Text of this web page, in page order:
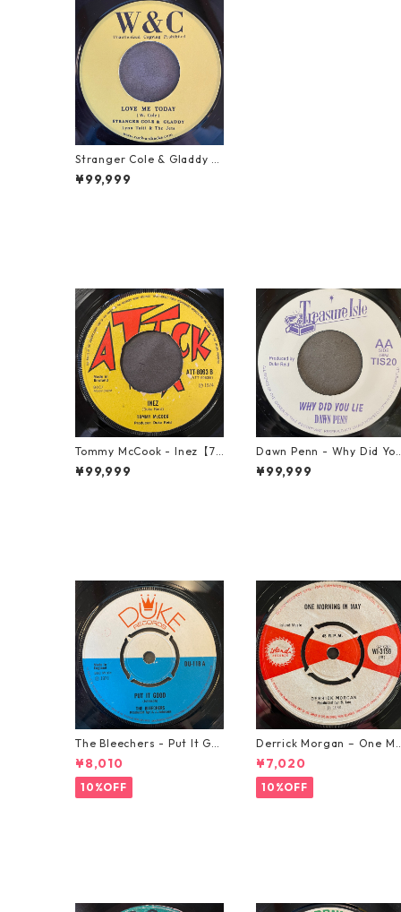
Stranger Cole & Gladdy -
Love Me Today【7-21941】
¥99,999
Tommy McCook - Inez【7-
21840】
¥99,999
Dawn Penn - Why Did
Lie【7-21938】
¥99,999
The Bleechers - Put It Go
od 【7-21637】
¥8,010
10%OFF
Derrick Morgan – One
rning In May【7-21653】
¥7,020
10%OFF